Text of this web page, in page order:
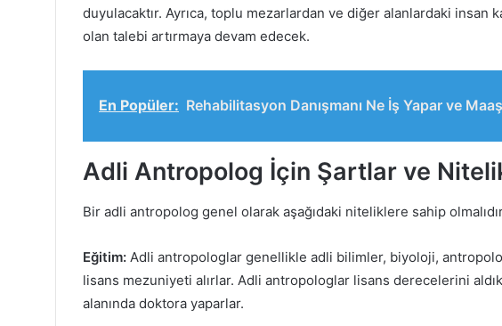
duyulacaktır. Ayrıca, toplu mezarlardan ve diğer alanlardaki insan
olan talebi artırmaya devam edecek.
En Popüler: Rehabilitasyon Danışmanı Ne İş Yapar ve
Adli Antropolog İçin Şartlar ve
Bir adli antropolog genel olarak aşağıdaki niteliklere sahip
Eğitim: Adli antropologlar genellikle adli bilimler, biyoloji,
lisans mezuniyeti alırlar. Adli antropologlar lisans derecelerini
alanında doktora yaparlar.